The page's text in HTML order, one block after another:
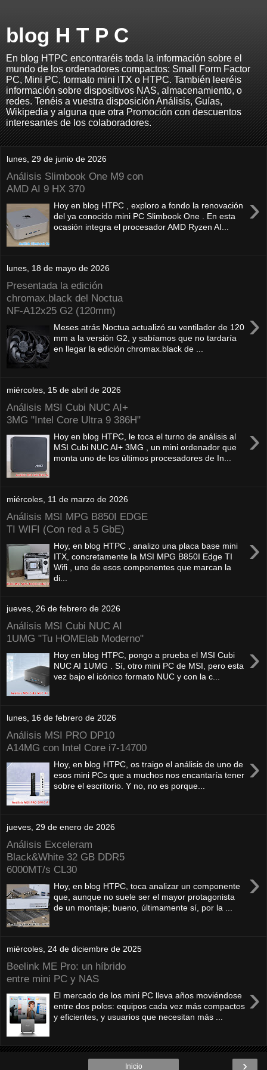
blog H T P C
En blog HTPC encontraréis toda la información sobre el
mundo de los ordenadores compactos: Small Form Factor
PC, Mini PC, formato mini ITX o HTPC. También leeréis
información sobre dispositivos NAS, almacenamiento, o
redes. Tenéis a vuestra disposición Análisis, Guías,
Wikipedia y alguna que otra Promoción con descuentos
interesantes de los colaboradores.
lunes, 29 de junio de 2026
Análisis Slimbook One M9 con
AMD AI 9 HX 370
›
Hoy en blog HTPC , exploro a fondo la renovación
del ya conocido mini PC Slimbook One . En esta
ocasión integra el procesador AMD Ryzen AI...
lunes, 18 de mayo de 2026
Presentada la edición
chromax.black del Noctua
NF‑A12x25 G2 (120mm)
›
Meses atrás Noctua actualizó su ventilador de 120
mm a la versión G2, y sabíamos que no tardaría
en llegar la edición chromax.black de ...
miércoles, 15 de abril de 2026
Análisis MSI Cubi NUC AI+
3MG "Intel Core Ultra 9 386H"
›
Hoy en blog HTPC, le toca el turno de análisis al
MSI Cubi NUC AI+ 3MG , un mini ordenador que
monta uno de los últimos procesadores de In...
miércoles, 11 de marzo de 2026
Análisis MSI MPG B850I EDGE
TI WIFI (Con red a 5 GbE)
›
Hoy, en blog HTPC , analizo una placa base mini
ITX, concretamente la MSI MPG B850I Edge TI
Wifi , uno de esos componentes que marcan la
di...
jueves, 26 de febrero de 2026
Análisis MSI Cubi NUC AI
1UMG "Tu HOMElab Moderno"
›
Hoy en blog HTPC, pongo a prueba el MSI Cubi
NUC AI 1UMG . Sí, otro mini PC de MSI, pero esta
vez bajo el icónico formato NUC y con la c...
lunes, 16 de febrero de 2026
Análisis MSI PRO DP10
A14MG con Intel Core i7-14700
›
Hoy, en blog HTPC, os traigo el análisis de uno de
esos mini PCs que a muchos nos encantaría tener
sobre el escritorio. Y no, no es porque...
jueves, 29 de enero de 2026
Análisis Exceleram
Black&White 32 GB DDR5
6000MT/s CL30
›
Hoy, en blog HTPC, toca analizar un componente
que, aunque no suele ser el mayor protagonista
de un montaje; bueno, últimamente sí, por la ...
miércoles, 24 de diciembre de 2025
Beelink ME Pro: un híbrido
entre mini PC y NAS
›
El mercado de los mini PC lleva años moviéndose
entre dos polos: equipos cada vez más compactos
y eficientes, y usuarios que necesitan más ...
›
Inicio